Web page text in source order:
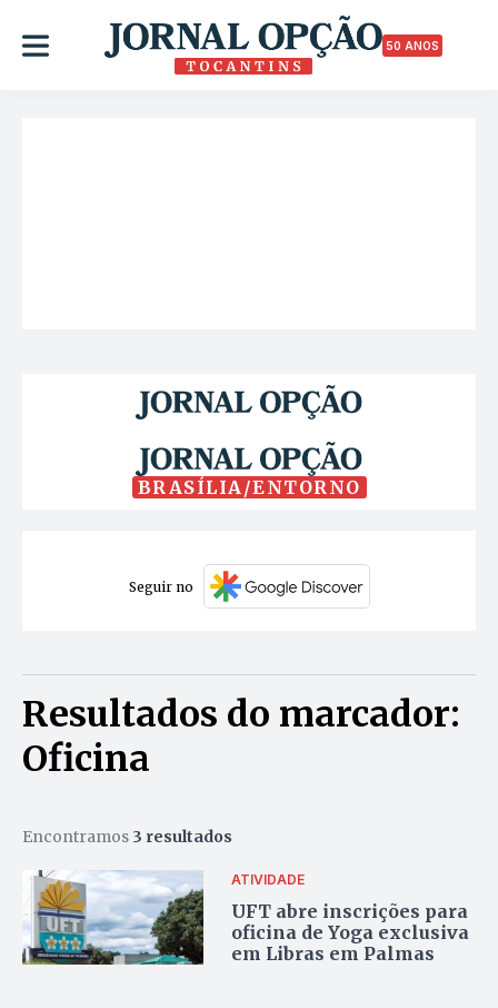
50 ANOS
BRASÍLIA/ENTORNO
Seguir no
Resultados do marcador:
Oficina
Encontramos 3 resultados
ATIVIDADE
UFT abre inscrições para
oficina de Yoga exclusiva
em Libras em Palmas